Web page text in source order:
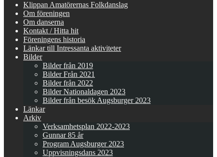
Klippan Amatörernas Folkdanslag
Om föreningen
Om danserna
Kontakt / Hitta hit
Föreningens historia
Länkar till Intressanta aktiviteter
Bilder
Bilder från 2019
Bilder Från 2021
Bilder från 2022
Bilder Nationaldagen 2023
Bilder från besök Augsburger 2023
Länkar
Arkiv
Verksamhetsplan 2022-2023
Gunnar 85 år
Program Augsburger 2023
Uppvisningsdans 2023